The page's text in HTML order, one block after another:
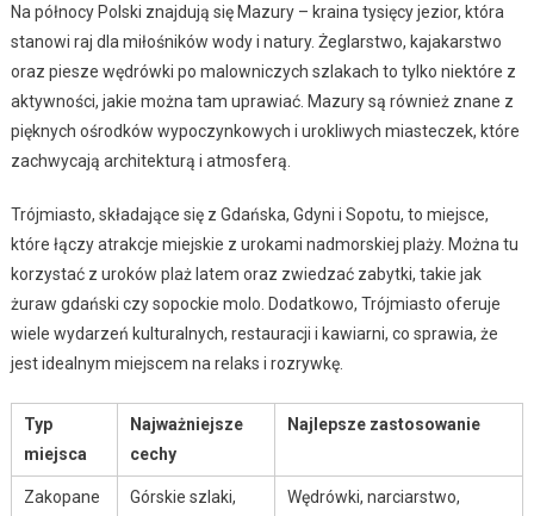
Na północy Polski znajdują się Mazury – kraina tysięcy jezior, która
stanowi raj dla miłośników wody i natury. Żeglarstwo, kajakarstwo
oraz piesze wędrówki po malowniczych szlakach to tylko niektóre z
aktywności, jakie można tam uprawiać. Mazury są również znane z
pięknych ośrodków wypoczynkowych i urokliwych miasteczek, które
zachwycają architekturą i atmosferą.
Trójmiasto, składające się z Gdańska, Gdyni i Sopotu, to miejsce,
które łączy atrakcje miejskie z urokami nadmorskiej plaży. Można tu
korzystać z uroków plaż latem oraz zwiedzać zabytki, takie jak
żuraw gdański czy sopockie molo. Dodatkowo, Trójmiasto oferuje
wiele wydarzeń kulturalnych, restauracji i kawiarni, co sprawia, że
jest idealnym miejscem na relaks i rozrywkę.
Typ
miejsca
Najważniejsze
cechy
Najlepsze zastosowanie
Zakopane Górskie szlaki, Wędrówki, narciarstwo,